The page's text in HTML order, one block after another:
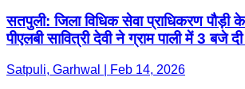
सतपुली: जिला विधिक सेवा प्राधिकरण पौड़ी के
पीएलबी सावित्री देवी ने ग्राम पाली में 3 बजे
Satpuli, Garhwal | Feb 14, 2026